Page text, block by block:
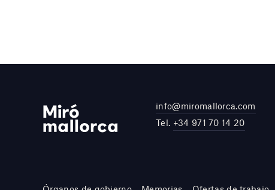
info@miromallorca.com
Tel. +34 971 70 14 20